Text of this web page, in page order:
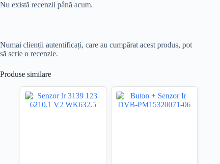
Nu există recenzii până acum.
Numai clienții autentificați, care au cumpărat acest produs, pot
să scrie o recenzie.
Produse similare